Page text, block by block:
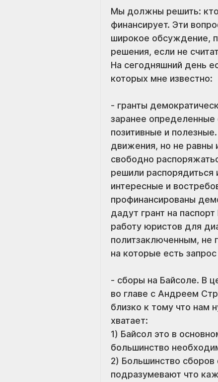
Мы должны решить:
финансирует. Эти
широкое обсуждение,
решения, если не
На сегодняшний день
которых мне известно:
- гранты
заранее
позитивные и
движения, но не равны
свободно
решили
интересные и
профинансированы
дадут грант на
работу юристов для
политзаключенным, не
на которые есть
- сборы на Байсоле. В
во главе с Андреем
близко к тому что нам
хватает:
1) Байсол это в
большинство
2) Большинство
подразумевают что